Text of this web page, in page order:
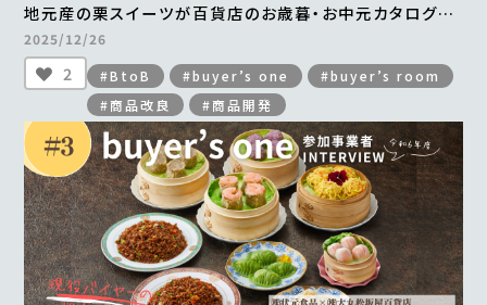
地元産の栗スイーツが百貨店のお歳暮・お中元カタログに
掲載され、年間700万円以上の売上を実現
＜from buyer’s one＞
2025/12/26
2 #BtoB #buyer’s one
#buyer’s room
#商品改良
#商品開発